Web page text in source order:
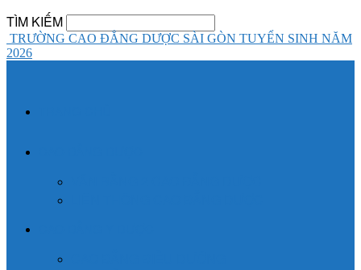
TÌM KIẾM
TRƯỜNG CAO ĐẲNG DƯỢC SÀI GÒN TUYỂN SINH NĂM
2026